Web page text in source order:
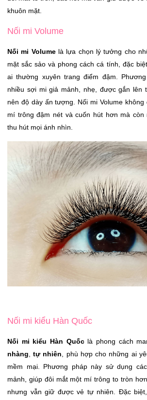
khuôn mặt.
Nối mi Volume
Nối mi Volume là lựa chọn lý tưởng cho
mặt sắc sảo và phong cách cá tính, đặc
ai thường xuyên trang điểm đậm.
nhiều sợi mi giả mảnh, nhẹ, được gắn lên
nên độ dày ấn tượng. Nối mi Volume
mí trông đậm nét và cuốn hút hơn mà còn
thu hút mọi ánh nhìn.
Nối mi kiểu Hàn Quốc
Nối mi kiểu Hàn Quốclà phong cách
nhàng,tự nhiên, phù hợp cho những ai
mềm mại. Phương pháp này sử dụng
mảnh, giúp đôi mắt một mí trông to tròn
nhưng vẫn giữ được vẻ tự nhiên. Đặc